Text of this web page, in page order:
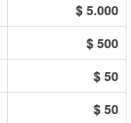
$ 5.000
$ 500
$ 50
$ 50